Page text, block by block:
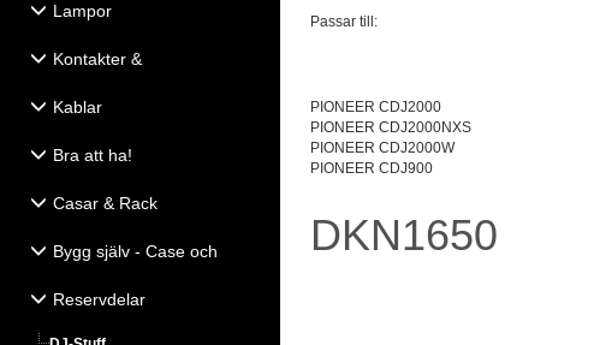
Lampor
Kontakter &
Kablar
Bra att ha!
Casar & Rack
Bygg själv - Case och
Reservdelar
Passar till:
PIONEER CDJ2000
PIONEER CDJ2000NXS
PIONEER CDJ2000W
PIONEER CDJ900
DKN1650